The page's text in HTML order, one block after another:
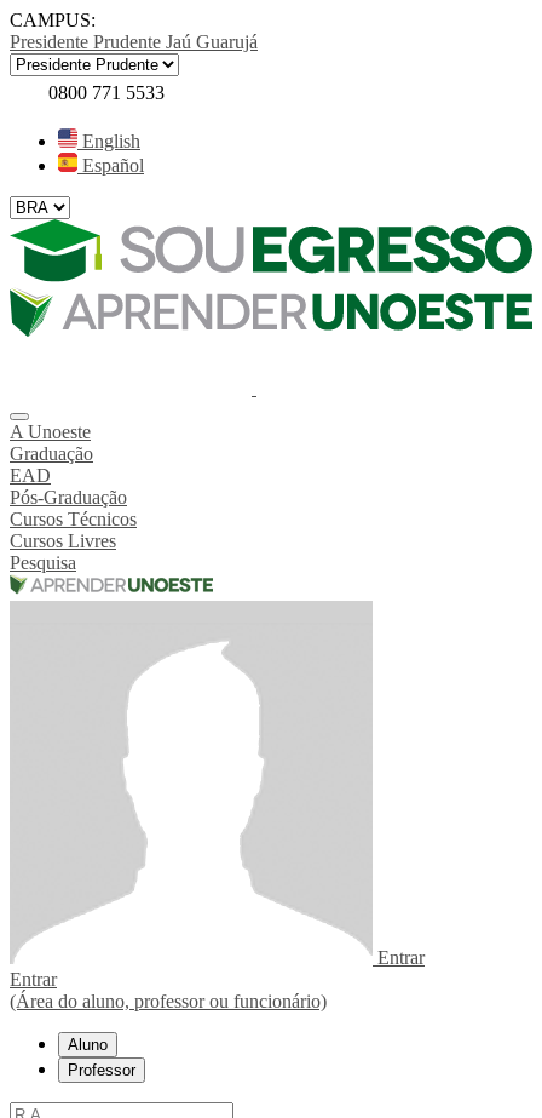
CAMPUS:
Presidente Prudente Jaú Guarujá
0800 771 5533
English
Español
A Unoeste
Graduação
EAD
Pós-Graduação
Cursos Técnicos
Cursos Livres
Pesquisa
Entrar
Entrar
(Área do aluno, professor ou funcionário)
Aluno
Professor